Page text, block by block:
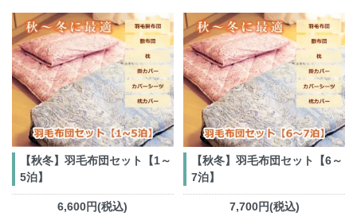
【秋冬】羽毛布団セット【1～
5泊】
6,600円(税込)
【秋冬】羽毛布団セット【6～
7泊】
7,700円(税込)